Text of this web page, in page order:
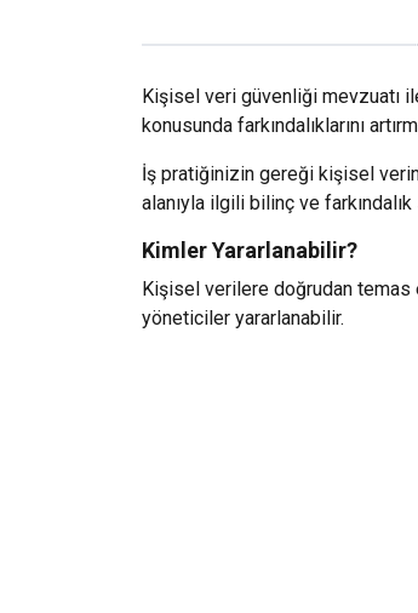
Kişisel veri güvenliği mevzuatı
konusunda farkındalıklarını
İş pratiğinizin gereği kişisel
alanıyla ilgili bilinç ve
Kimler Yararlanabilir?
Kişisel verilere doğrudan
yöneticiler yararlanabilir.